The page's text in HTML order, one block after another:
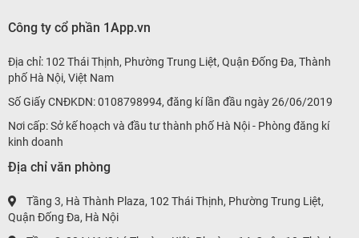
Công ty cổ phần 1App.vn
Địa chỉ: 102 Thái Thịnh, Phường Trung Liệt, Quận Đống Đa, Thành
phố Hà Nội, Việt Nam
Số Giấy CNĐKDN: 0108798994, đăng kí lần đầu ngày 26/06/2019
Nơi cấp: Sở kế hoạch và đầu tư thành phố Hà Nội - Phòng đăng kí
kinh doanh
Địa chỉ văn phòng
Tầng 3, Hà Thành Plaza, 102 Thái Thịnh, Phường Trung Liệt,
Quận Đống Đa, Hà Nội